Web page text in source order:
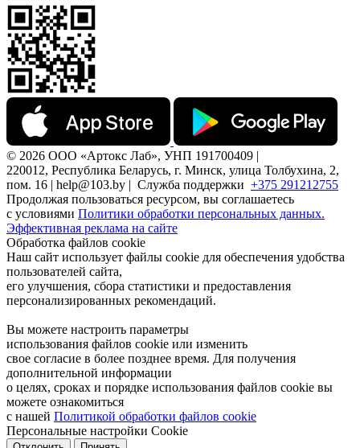
© 2026 ООО «Артокс Лаб», УНП 191700409 |
220012, Республика Беларусь, г. Минск, улица Толбухина, 2,
пом. 16 | help@103.by | Служба поддержки +375 291212755
Продолжая пользоваться ресурсом, вы соглашаетесь
с условиями Политики обработки персональных данных.
Эффективная реклама на сайте
Обработка файлов cookie
Наш сайт использует файлы cookie для обеспечения удобства
пользователей сайта,
его улучшения, сбора статистики и предоставления
персонализированных рекомендаций.
Вы можете настроить параметры
использования файлов cookie или изменить
свое согласие в более позднее время. Для получения
дополнительной информации
о целях, сроках и порядке использования файлов cookie вы
можете ознакомиться
с нашей Политикой обработки файлов cookie
Персональные настройки Cookie